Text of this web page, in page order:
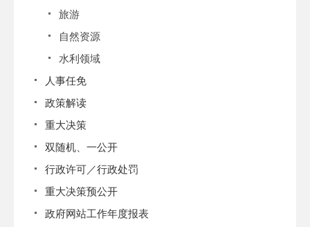
旅游
自然资源
水利领域
人事任免
政策解读
重大决策
双随机、一公开
行政许可／行政处罚
重大决策预公开
政府网站工作年度报表